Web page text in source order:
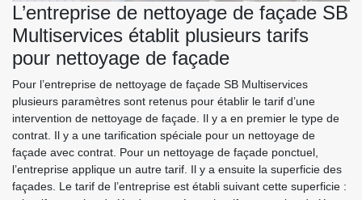
L’entreprise de nettoyage de façade SB
Multiservices établit plusieurs tarifs
pour nettoyage de façade
Pour l’entreprise de nettoyage de façade SB Multiservices
plusieurs paramètres sont retenus pour établir le tarif d’une
intervention de nettoyage de façade. Il y a en premier le type de
contrat. Il y a une tarification spéciale pour un nettoyage de
façade avec contrat. Pour un nettoyage de façade ponctuel,
l’entreprise applique un autre tarif. Il y a ensuite la superficie des
façades. Le tarif de l’entreprise est établi suivant cette superficie :